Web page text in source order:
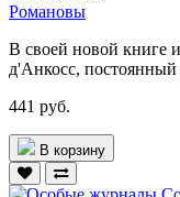
Романовы
В своей новой книге
д'Анкосс, постоянный
441 руб.
В корзину